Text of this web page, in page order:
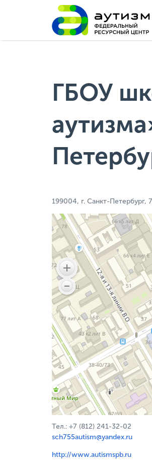
ГБОУ
199004, г. Санкт-Петербург,
Тел.: +7 (812) 241-32-02
sch755autism@yandex.ru
http://www.autismspb.ru